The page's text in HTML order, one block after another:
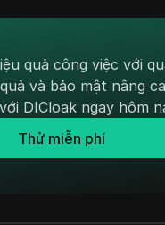
quả công việc với
và bảo mật nâng
DICloak ngay hôm
Thử miễn phí